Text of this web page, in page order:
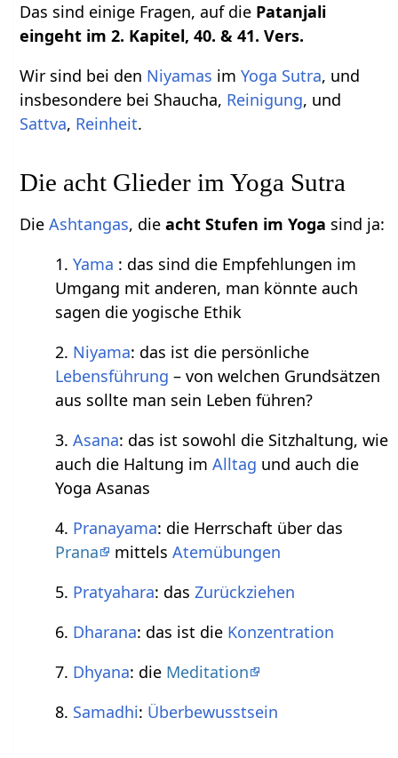
Das sind einige Fragen, auf die Patanjali
eingeht im 2. Kapitel, 40. & 41. Vers.
Wir sind bei den Niyamas imYoga Sutra, und
insbesondere bei Shaucha, Reinigung, und
Sattva, Reinheit.
Die acht Glieder im Yoga Sutra
DieAshtangas, dieacht Stufen im Yoga sind ja:
1.Yama : das sind die Empfehlungen im
Umgang mit anderen, man könnte auch
sagen die yogische Ethik
2. Niyama: das ist die persönliche
Lebensführung – von welchen Grundsätzen
aus sollte man sein Leben führen?
3.Asana: das ist sowohl die Sitzhaltung, wie
auch die Haltung imAlltag und auch die
Yoga Asanas
4. Pranayama: die Herrschaft über das
Prana
mittelsAtemübungen
5. Pratyahara: dasZurückziehen
6. Dharana: das ist die Konzentration
7. Dhyana: die Meditation
8. Samadhi: Überbewusstsein